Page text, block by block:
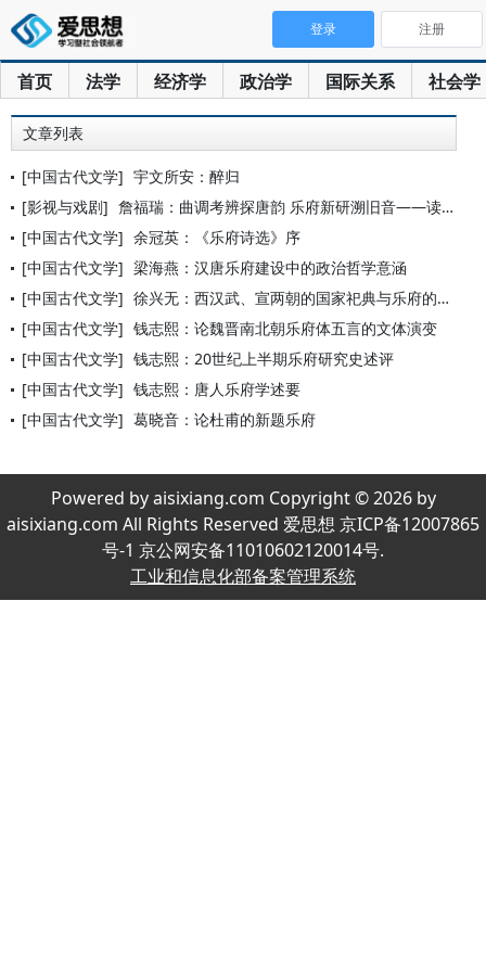
首页 法学 经济学 政治学 国际关系 社会学
登录 注册
文章列表
[中国古代文学] 宇文所安：醉归
[影视与戏剧] 詹福瑞：曲调考辨探唐韵 乐府新研溯旧音——读《唐乐府曲调音乐
[中国古代文学] 余冠英：《乐府诗选》序
[中国古代文学] 梁海燕：汉唐乐府建设中的政治哲学意涵
[中国古代文学] 徐兴无：西汉武、宣两朝的国家祀典与乐府的造作
[中国古代文学] 钱志熙：论魏晋南北朝乐府体五言的文体演变
[中国古代文学] 钱志熙：20世纪上半期乐府研究史述评
[中国古代文学] 钱志熙：唐人乐府学述要
[中国古代文学] 葛晓音：论杜甫的新题乐府
Powered by aisixiang.com Copyright © 2026 by
aisixiang.com All Rights Reserved 爱思想 京ICP备12007865
号-1 京公网安备11010602120014号.
工业和信息化部备案管理系统